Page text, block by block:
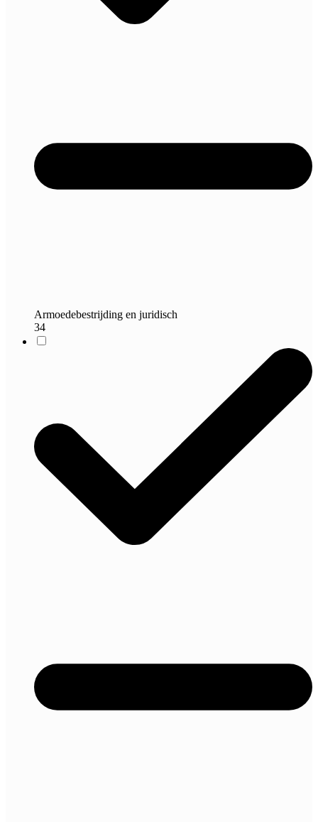
Armoedebestrijding en juridisch
34